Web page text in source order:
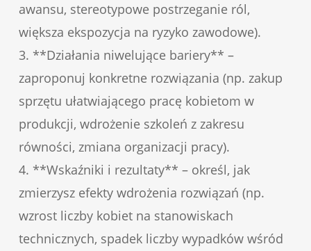
awansu, stereotypowe postrzeganie ról,
większa ekspozycja na ryzyko zawodowe).
3. **Działania niwelujące bariery** –
zaproponuj konkretne rozwiązania (np. zakup
sprzętu ułatwiającego pracę kobietom w
produkcji, wdrożenie szkoleń z zakresu
równości, zmiana organizacji pracy).
4. **Wskaźniki i rezultaty** – określ, jak
zmierzysz efekty wdrożenia rozwiązań (np.
wzrost liczby kobiet na stanowiskach
technicznych, spadek liczby wypadków wśród